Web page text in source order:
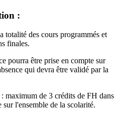
:
des cours programmés et
finales.
pourra être prise en compte sur
qui devra être validé par la
maximum de 3 crédits de FH dans
sur l'ensemble de la scolarité.